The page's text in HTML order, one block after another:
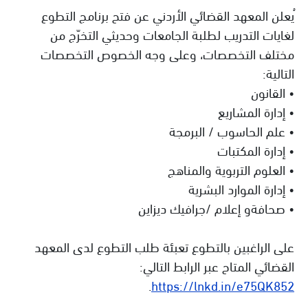
ُيعلن المعهد القضائي الأردني عن فتح برنامج التطوع
لغايات التدريب لطلبة الجامعات وحديثي التخرّج من
مختلف التخصصات، وعلى وجه الخصوص التخصصات
التالية:
• القانون
• إدارة المشاريع
• علم الحاسوب / البرمجة
• إدارة المكتبات
• العلوم التربوية والمناهج
• إدارة الموارد البشرية
• صحافةو إعلام /جرافيك ديزاين
على الراغبين بالتطوع تعبئة طلب التطوع لدى المعهد
القضائي المتاح عبر الرابط التالي:
https://lnkd.in/e75QK852
.